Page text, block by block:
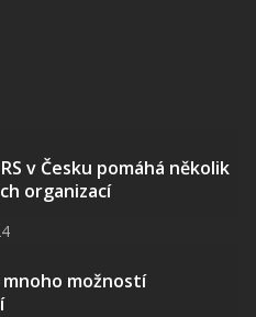
v Česku pomáhá několik
organizací
mnoho možností